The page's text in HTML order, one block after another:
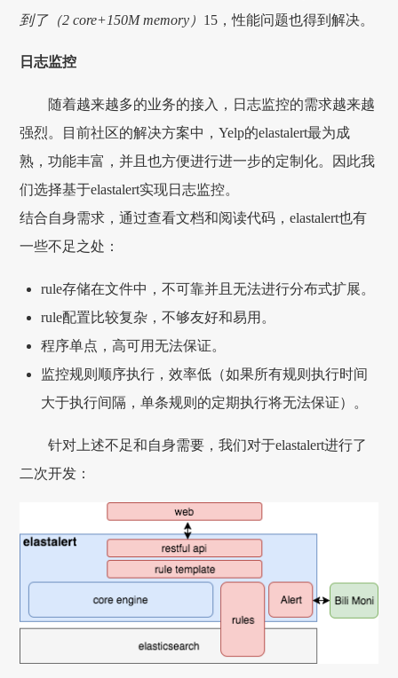
到了（2 core+150M memory） 15，性能问题也得到解决。
日志监控
随着越来越多的业务的接入，日志监控的需求越来越
强烈。目前社区的解决方案中，Yelp的elastalert最为成
熟，功能丰富，并且也方便进行进一步的定制化。因此我
们选择基于elastalert实现日志监控。
结合自身需求，通过查看文档和阅读代码，elastalert也有
一些不足之处：
rule存储在文件中，不可靠并且无法进行分布式扩展。
rule配置比较复杂，不够友好和易用。
程序单点，高可用无法保证。
监控规则顺序执行，效率低（如果所有规则执行时间
大于执行间隔，单条规则的定期执行将无法保证）。
针对上述不足和自身需要，我们对于elastalert进行了
二次开发：